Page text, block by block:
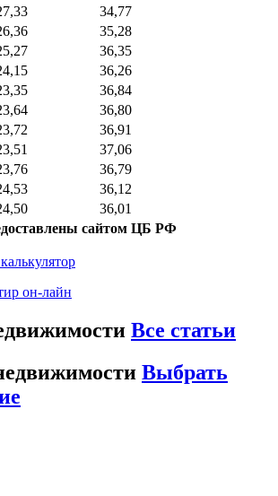
34,77
35,28
36,35
36,26
36,84
36,80
36,91
37,06
36,79
36,12
36,01
сайтом ЦБ РФ
он-лайн
Все статьи
Выбрать